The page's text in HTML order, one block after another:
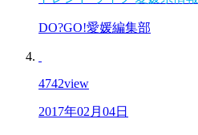
DO?GO!愛媛編集部
4742view
2017年02月04日